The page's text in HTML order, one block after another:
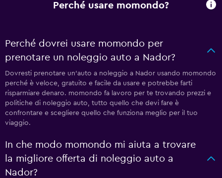
Perché usare momondo?
Perché dovrei usare momondo per
prenotare un noleggio auto a Nador?
Dovresti prenotare un'auto a noleggio a Nador usando momondo
perché è veloce, gratuito e facile da usare e potrebbe farti
risparmiare denaro. momondo fa lavoro per te trovando prezzi e
politiche di noleggio auto, tutto quello che devi fare è
confrontare e scegliere quello che funziona meglio per il tuo
viaggio.
In che modo momondo mi aiuta a trovare
la migliore offerta di noleggio auto a
Nador?